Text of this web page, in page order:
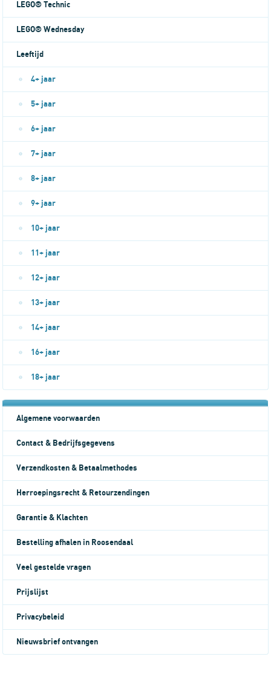
LEGO® Technic
LEGO® Wednesday
Leeftijd
4+ jaar
5+ jaar
6+ jaar
7+ jaar
8+ jaar
9+ jaar
10+ jaar
11+ jaar
12+ jaar
13+ jaar
14+ jaar
16+ jaar
18+ jaar
Algemene voorwaarden
Contact & Bedrijfsgegevens
Verzendkosten & Betaalmethodes
Herroepingsrecht & Retourzendingen
Garantie & Klachten
Bestelling afhalen in Roosendaal
Veel gestelde vragen
Prijslijst
Privacybeleid
Nieuwsbrief ontvangen